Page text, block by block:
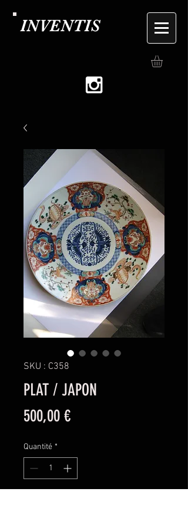
INVENTIS
SKU : C358
PLAT / JAPON
500,00 €Prix
Quantité *